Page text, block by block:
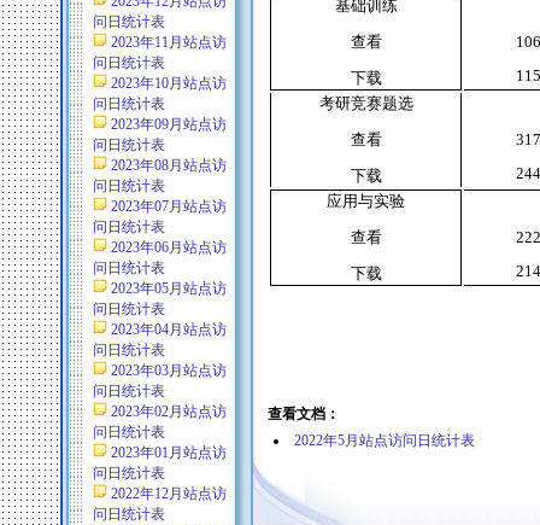
问日统计表
2023年11月站点访
问日统计表
2023年10月站点访
问日统计表
2023年09月站点访
问日统计表
2023年08月站点访
问日统计表
2023年07月站点访
问日统计表
2023年06月站点访
问日统计表
2023年05月站点访
问日统计表
2023年04月站点访
问日统计表
2023年03月站点访
问日统计表
2023年02月站点访
问日统计表
2023年01月站点访
问日统计表
2022年12月站点访
问日统计表
基础训练
查看
下载
考研竞赛题选
查看
下载
应用与实验
查看
下载
查看文档：
2022年5月站点访问日统计表